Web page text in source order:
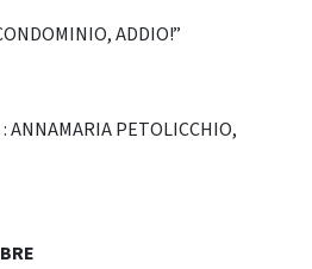
ADDIO!”
: ANNAMARIA PETOLICCHIO,